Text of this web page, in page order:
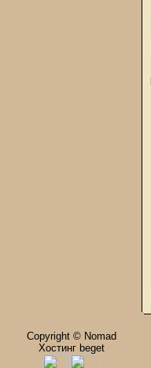
Copyright © Nomad
Хостинг beget